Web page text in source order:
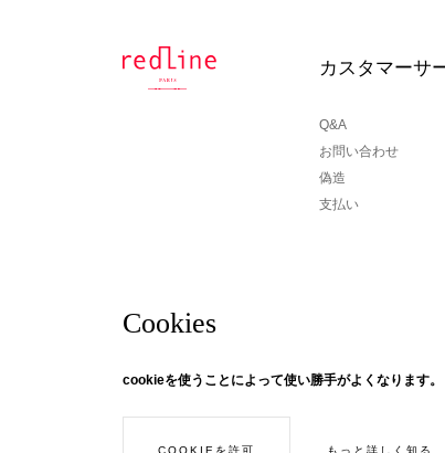
Cookies
cookieを使うことによって使い勝手がよくなります。
COOKIEを許可 もっと詳しく知る
カスタマーサ
Q&A
お問い合わせ
偽造
支払い
CGV
| 法的通知 | 個人データ | インターネットクッキー
あなたがRedLineニュースについて知らされ
ーにサインアップしてください！ スレッドを